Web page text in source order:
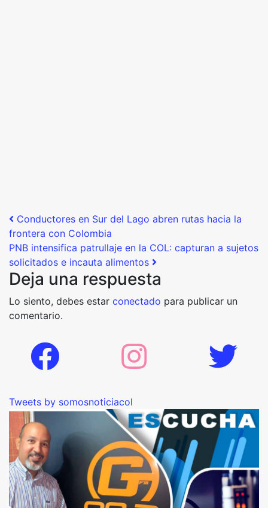
Post navigation
Conductores en Sur del Lago abren rutas hacia la
frontera con Colombia
PNB intensifica patrullaje en la COL: capturan a sujetos
solicitados e incauta alimentos
Deja una respuesta
Lo siento, debes estar conectado para publicar un
comentario.
Tweets by somosnoticiacol